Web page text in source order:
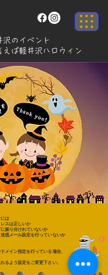
沢のイベント
ば軽井沢ハロウィン
は
スは正しいか
振り分けれていないか
惑メール設定を行っていないか
メイン指定を行っている場合、
るよう設定をご変更下さい。